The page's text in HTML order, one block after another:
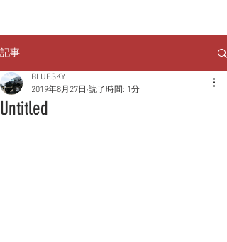
記事
Untitled
BLUESKY
2019年8月27日 読了時間: 1分